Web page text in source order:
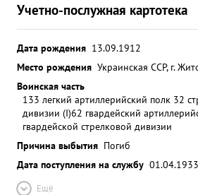
Учетно-послужная картотека
Дата рождения 13.09.1912
Место рождения Украинская ССР, г.
Воинская часть
133 легкий артиллерийский полк 32
дивизии (I)62 гвардейский
гвардейской стрелковой дивизии
Причина выбытия Погиб
Дата поступления на службу 01.04.1933
Ещё